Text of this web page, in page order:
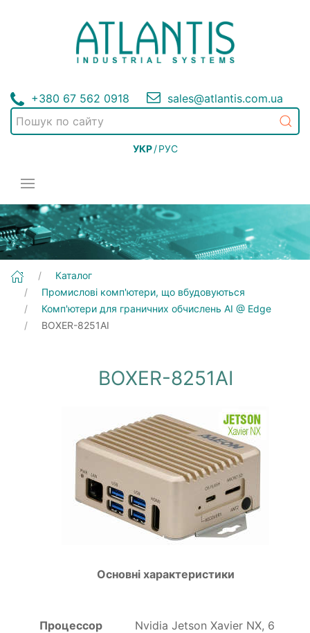
+380 67 562 0918 sales@atlantis.com.ua
УКР / РУС
Каталог
Промислові комп'ютери, що вбудовуються
Комп'ютери для граничних обчислень AI @ Edge
BOXER-8251AI
BOXER-8251AI
Основні характеристики
Процессор
Nvidia Jetson Xavier NX, 6